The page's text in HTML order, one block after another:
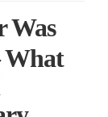
Was
What